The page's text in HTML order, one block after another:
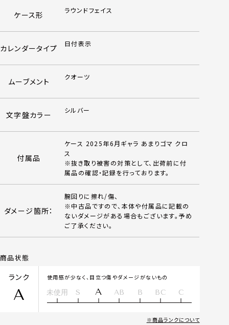
ケース形 ラウンドフェイス
カレンダータイプ 日付表示
ムーブメント クオーツ
文字盤カラー シルバー
付属品
ケース 2025年6月ギャラ あまりゴマ クロ
ス
※抜き取り被害の対策として、出荷前に付
属品の確認・記録を行っております。
ダメージ箇所：
腕回りに擦れ/傷、
※中古品ですので、本体や付属品に記載の
ないダメージがある場合もございます。予め
ご了承ください。
商品状態
ランク
A
使用感が少なく、目立つ傷やダメージがないもの
未使用 S A AB B BC C
商品ランクについて